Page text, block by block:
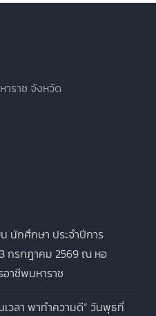
าราช จังหวัด
นักศึกษา ประจำปีการ
กรกฎาคม 2569 ณ หอ
อาชีพมหาราช
วลา พาทำความดี” วันพุธที่